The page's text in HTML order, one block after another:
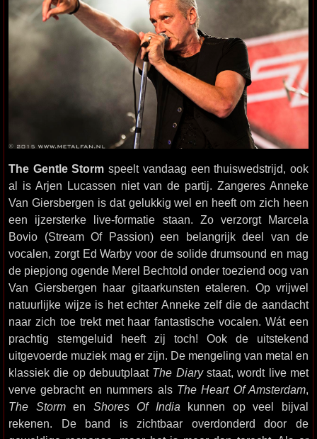
The Gentle Storm speelt vandaag een thuiswedstrijd, ook
al is Arjen Lucassen niet van de partij. Zangeres Anneke
Van Giersbergen is dat gelukkig wel en heeft om zich heen
een ijzersterke live-formatie staan. Zo verzorgt Marcela
Bovio (Stream Of Passion) een belangrijk deel van de
vocalen, zorgt Ed Warby voor de solide drumsound en mag
de piepjong ogende Merel Bechtold onder toeziend oog van
Van Giersbergen haar gitaarkunsten etaleren. Op vrijwel
natuurlijke wijze is het echter Anneke zelf die de aandacht
naar zich toe trekt met haar fantastische vocalen. Wát een
prachtig stemgeluid heeft zij toch! Ook de uitstekend
uitgevoerde muziek mag er zijn. De mengeling van metal en
klassiek die op debuutplaat The Diarystaat, wordt live met
verve gebracht en nummers als The Heart Of Amsterdam
The Stormen Shores Of India kunnen op veel bijval
rekenen. De band is zichtbaar overdonderd door de